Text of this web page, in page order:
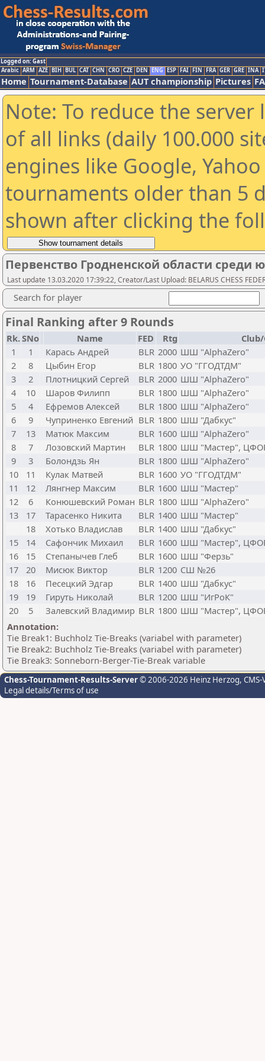
Logged on: Gast
Arabic ARM AZE BIH BUL CAT CHN CRO CZE DEN ENG ESP FAI FIN FRA GER GRE INA
Home Tournament-Database AUT championship Pictures
Note: To reduce the
of all links (daily 100.000
engines like Google,
tournaments older than 5
shown after clicking the
Первенство Гродненской области среди
Last update 13.03.2020 17:39:22, Creator/Last Upload: BELARUS CHESS
Search for player
Final Ranking after 9 Rounds
Rk.SNo Name FED Rtg
1
1 Карась Андрей BLR 2000 ШШ "AlphaZero"
2
8 Цыбин Егор BLR 1800 УО "ГГОДТДМ"
3
2 Плотницкий Сергей BLR 2000 ШШ "AlphaZero"
4
10 Шаров Филипп BLR 1800 ШШ "AlphaZero"
5
4 Ефремов Алексей BLR 1800 ШШ "AlphaZero"
6
9 Чуприненко Евгений BLR 1800 ШШ "Дабкус"
7
13 Матюк Максим BLR 1600 ШШ "AlphaZero"
8
7 Лозовский Мартин BLR 1800 ШШ "Мастер",
9
3 Болондзь Ян BLR 1800 ШШ "AlphaZero"
10
11 Кулак Матвей BLR 1600 УО "ГГОДТДМ"
11
12 Лянгнер Максим BLR 1600 ШШ "Мастер"
12
6 Конюшевский Роман BLR 1800 ШШ "AlphaZero"
13
17 Тарасенко Никита BLR 1400 ШШ "Мастер"
18
Хотько Владислав BLR 1400 ШШ "Дабкус"
15
14 Сафончик Михаил BLR 1600 ШШ "Мастер",
16
15 Степанычев Глеб BLR 1600 ШШ "Ферзь"
17
20 Мисюк Виктор BLR 1200 СШ №26
18
16 Песецкий Эдгар BLR 1400 ШШ "Дабкус"
19
19 Гируть Николай BLR 1200 ШШ "ИгРоК"
20
5 Залевский Владимир BLR 1800 ШШ "Мастер",
Annotation:
Tie Break1: Buchholz Tie-Breaks (variabel with parameter)
Tie Break2: Buchholz Tie-Breaks (variabel with parameter)
Tie Break3: Sonneborn-Berger-Tie-Break variable
Chess-Tournament-Results-Server© 2006-2026 Heinz Herzog,
Legal details/Terms of use